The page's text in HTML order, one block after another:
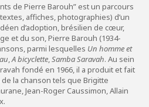
de Pierre Barouh” est un parcours
affiches, photographies) d’un
d’adoption, brésilien de cœur,
et du son, Pierre Barouh (1934-
parmi lesquelles Un homme et
,A bicyclette,Samba Saravah. Au sein
fondé en 1966, il a produit et fait
la chanson tels que Brigitte
Jean-Roger Caussimon, Allain